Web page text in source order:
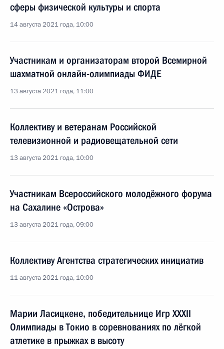
сферы физической культуры и спорта
14 августа 2021 года, 10:00
Участникам и организаторам второй Всемирной
шахматной онлайн-олимпиады ФИДЕ
13 августа 2021 года, 11:00
Коллективу и ветеранам Российской
телевизионной и радиовещательной сети
13 августа 2021 года, 10:00
Участникам Всероссийского молодёжного форума
на Сахалине «Острова»
13 августа 2021 года, 09:00
Коллективу Агентства стратегических инициатив
11 августа 2021 года, 10:00
Марии Ласицкене, победительнице Игр XXXII
Олимпиады в Токио в соревнованиях по лёгкой
атлетике в прыжках в высоту